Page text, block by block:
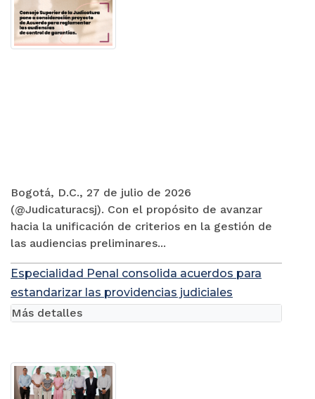
Bogotá, D.C., 27 de julio de 2026
(@Judicaturacsj). Con el propósito de avanzar
hacia la unificación de criterios en la gestión de
las audiencias preliminares...
Especialidad Penal consolida acuerdos para
estandarizar las providencias judiciales
Más detalles